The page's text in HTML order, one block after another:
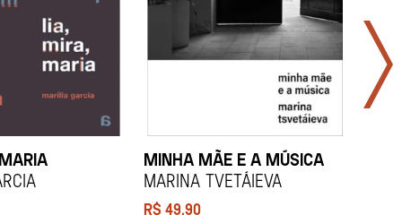
MINHA MÃE E A MÚSICA
Marina Tvetáieva
R$49,90